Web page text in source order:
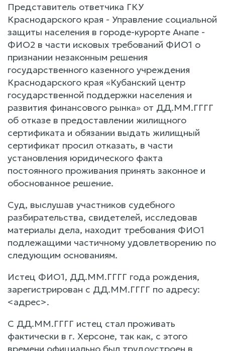
Представитель ответчика ГКУ
Краснодарского края - Управление социальной
защиты населения в городе-курорте Анапе -
ФИО2 в части исковых требований ФИО1 о
признании незаконным решения
государственного казенного учреждения
Краснодарского края «Кубанский центр
государственной поддержки населения и
развития финансового рынка» от ДД.ММ.ГГГГ
об отказе в предоставлении жилищного
сертификата и обязании выдать жилищный
сертификат просил отказать, в части
установления юридического факта
постоянного проживания принять законное и
обоснованное решение.
Суд, выслушав участников судебного
разбирательства, свидетелей, исследовав
материалы дела, находит требования ФИО1
подлежащими частичному удовлетворению по
следующим основаниям.
Истец ФИО1, ДД.ММ.ГГГГ года рождения,
зарегистрирован с ДД.ММ.ГГГГ по адресу:
<адрес>.
С ДД.ММ.ГГГГ истец стал проживать
фактически в г. Херсоне, так как, с этого
времени официально был трудоустроен в